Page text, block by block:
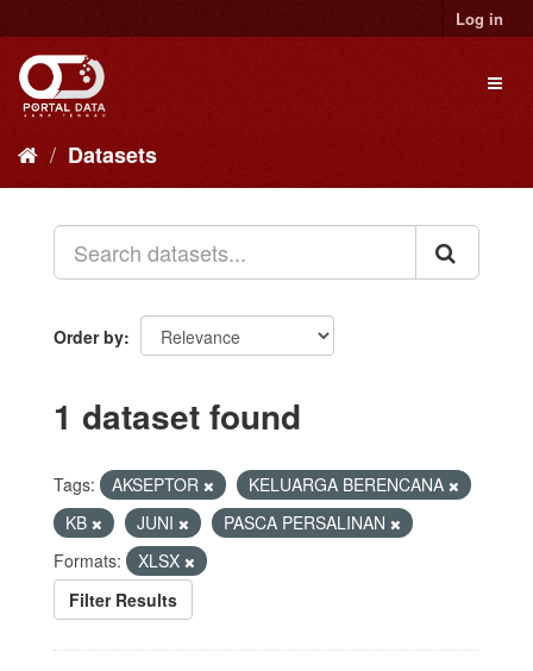
to
content
Log in
Datasets
Order by
1 dataset found
Tags: AKSEPTOR
KELUARGA BERENCANA
KB
JUNI
PASCA PERSALINAN
Formats:
XLSX
Filter Results